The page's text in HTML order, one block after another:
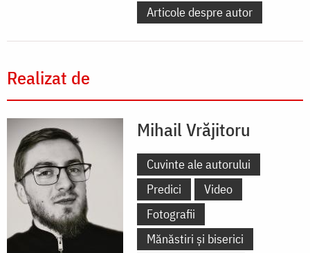
Articole despre autor
Realizat de
Mihail Vrăjitoru
Cuvinte ale autorului
Predici
Video
Fotografii
Mănăstiri și biserici